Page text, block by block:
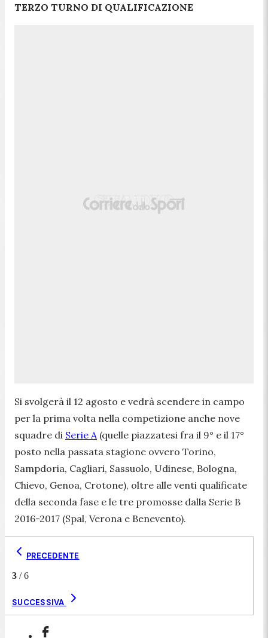
TERZO TURNO DI QUALIFICAZIONE
Si svolgerà il 12 agosto e vedrà scendere in campo
per la prima volta nella competizione anche nove
squadre di Serie A (quelle piazzatesi fra il 9° e il 17°
posto nella passata stagione ovvero Torino,
Sampdoria, Cagliari, Sassuolo, Udinese, Bologna,
Chievo, Genoa, Crotone), oltre alle venti qualificate
della seconda fase e le tre promosse dalla Serie B
2016-2017 (Spal, Verona e Benevento).
PRECEDENTE
3 /6
SUCCESSIVA